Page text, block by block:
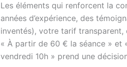
Les éléments qui renforcent la
années d’expérience, des
inventés), votre tarif
« À partir de 60 € la séance » et
vendredi 10h » prend une